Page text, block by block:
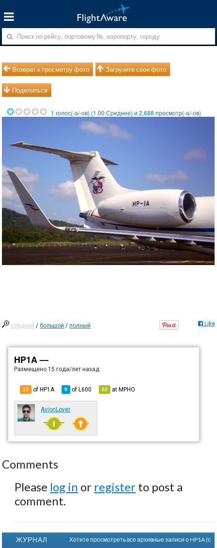
Возврат к просмотру фото Загрузите свои фото
Поделиться
1 голос(-а/-ов) (1.00 Среднее) и2,688 просмотр(-а/-ов)
средний /большой /полный Like
HP1A —
Размещено 15 года/лет назад
13 of HP1A 9 ofL600 22 atMPHO
AvionLover
Comments
Please log in or register to post a
comment.
ЖУРНАЛ
Хотите просмотреть все архивные записи о HP1A (с